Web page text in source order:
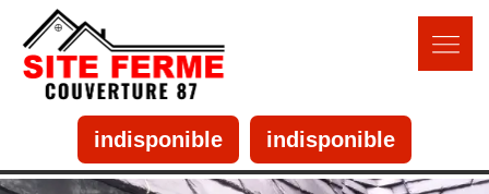
indisponible indisponible